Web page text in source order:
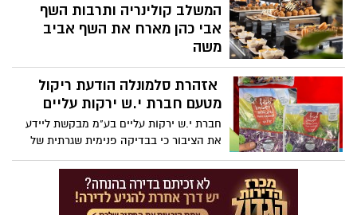
השראה עם חלק מנופלי מלחמת "חרבות
ברזל".
המשלב קולינריה ותרבות השף
אבי כהן מארח את השף אביב
משה
מלון כפר גלעדי, שבגליל העליון, משיק סופ"ש
המשלב חוויה קולינרית גלילית לבין תרבות
מקומית עשירה. במסגרת הסופ"ש הייחודי,
המיועד לשוחרי אוכל, יין ותרבות, השף של
מלון כפר גלעדי שף אבי כהן, יארח את השף
בישראל.
אזהרת סלמונלה הודעת ריקול
מטעם חברת י.ש ירקות עליים
חברת י.ש ירקות עליים בע"מ מבקשת ליידע
את הציבור כי בבדיקה פנימית שגרתית של
המוצר כרוב אדום "קטיף הטבע לנדאו" 400
"לשימוש עד 28.08.25", התגלתה נוכחות של
חיידק סלמונלה.